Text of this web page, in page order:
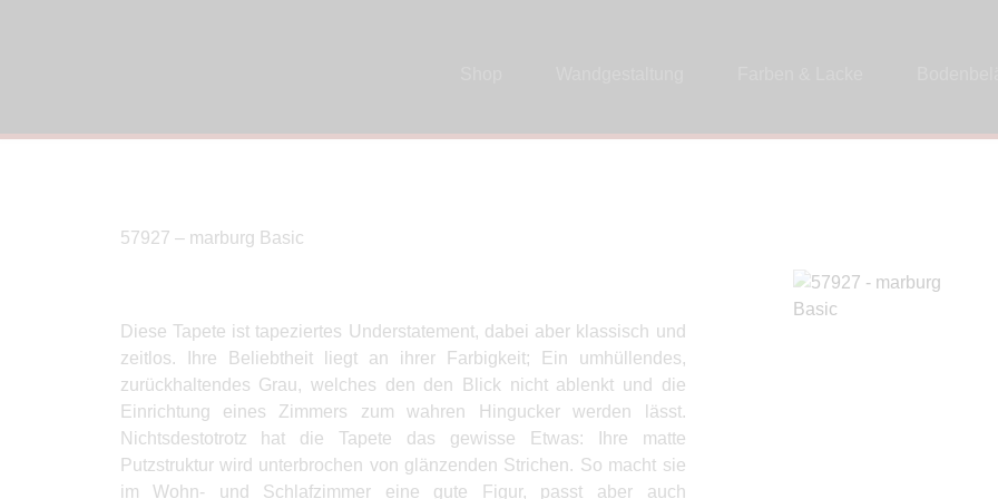
57927 – marburg Basic
Diese Tapete ist tapeziertes Understatement, dabei aber klassisch und
zeitlos. Ihre Beliebtheit liegt an ihrer Farbigkeit; Ein umhüllendes,
zurückhaltendes Grau, welches den den Blick nicht ablenkt und die
Einrichtung eines Zimmers zum wahren Hingucker werden lässt.
Nichtsdestotrotz hat die Tapete das gewisse Etwas: Ihre matte
Putzstruktur wird unterbrochen von glänzenden Strichen. So macht sie
im Wohn- und Schlafzimmer eine gute Figur, passt aber auch